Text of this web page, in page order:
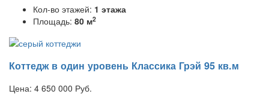
Кол-во этажей: 1 этажа
Площадь: 80 м2
Коттедж в один уровень Классика Грэй 95 кв.м
Цена: 4 650 000 Руб.